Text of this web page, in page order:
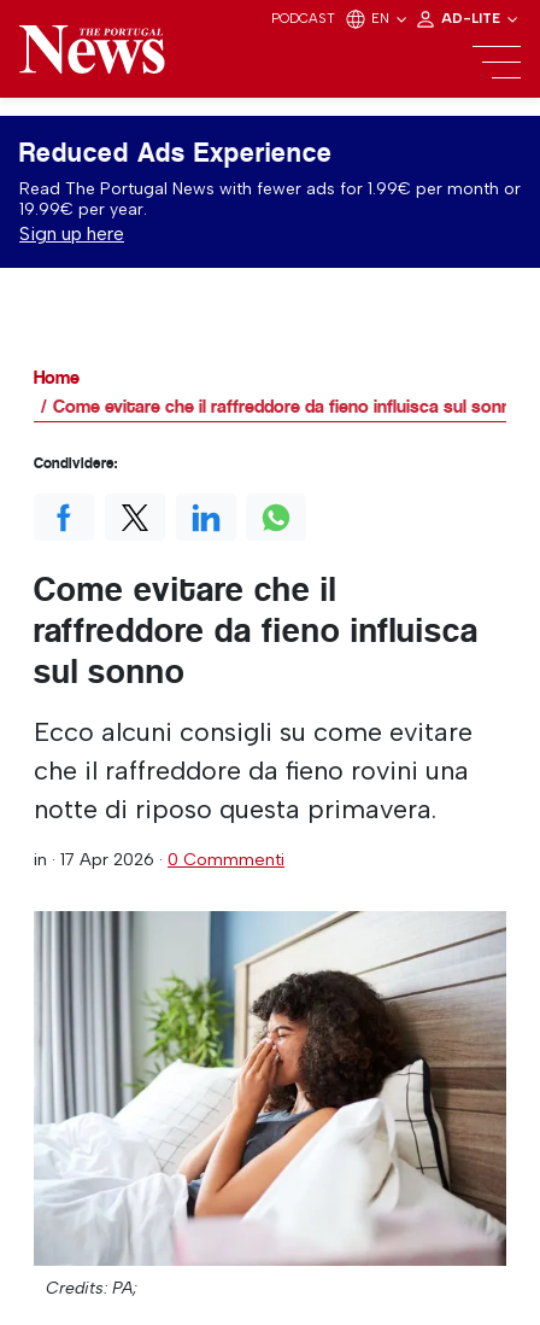
PODCAST EN AD-LITE
Reduced Ads Experience
Read The Portugal News with fewer ads for 1.99€ per month or
19.99€ per year.
Sign up here
Home
Come evitare che il raffreddore da fieno influisca sul sonno
Come evitare che il
raffreddore da fieno influisca
sul sonno
Ecco alcuni consigli su come evitare
che il raffreddore da fieno rovini una
notte di riposo questa primavera.
in · 17 Apr 2026 · 0 Commmenti
Credits: PA;
Condividere: